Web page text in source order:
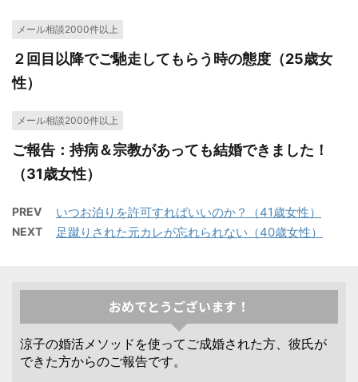
メール相談2000件以上
２回目以降でご馳走してもらう時の態度（25歳女
性）
メール相談2000件以上
ご報告：持病＆宗教があっても結婚できました！
（31歳女性）
PREV いつお泊りを許可すればいいのか？（41歳女性）
NEXT 足蹴りされた元カレが忘れられない（40歳女性）
おめでとうございます！
涼子の婚活メソッドを使ってご成婚された方、彼氏が
できた方からのご報告です。